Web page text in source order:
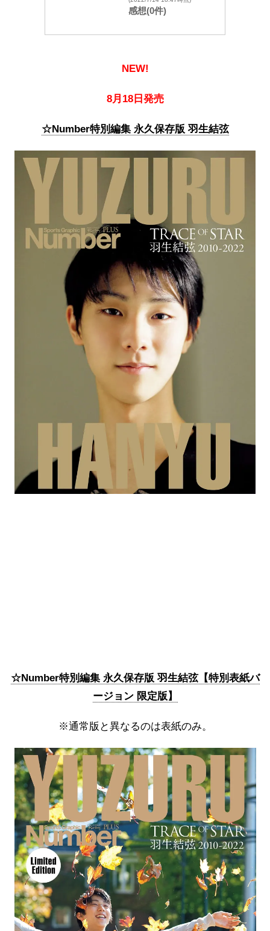
感想(0件)
NEW!
8月18日発売
☆Number特別編集 永久保存版 羽生結弦
☆Number特別編集 永久保存版 羽生結弦【特別表紙バ
ージョン 限定版】
※通常版と異なるのは表紙のみ。